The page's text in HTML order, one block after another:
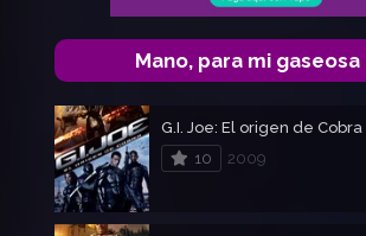
Mano, para mi gaseosa
G.I. Joe: El origen de Cobra
10
2009